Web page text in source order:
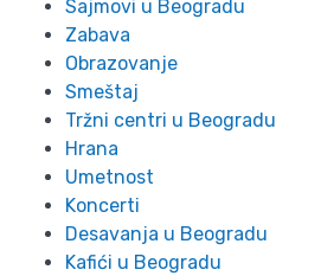
Sajmovi u Beogradu
Zabava
Obrazovanje
Smeštaj
Tržni centri u Beogradu
Hrana
Umetnost
Koncerti
Desavanja u Beogradu
Kafići u Beogradu